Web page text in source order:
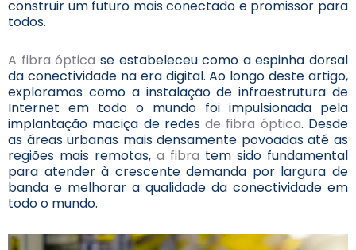
construir um futuro mais conectado e promissor para
todos.
A fibra óptica se estabeleceu como a espinha dorsal
da conectividade na era digital. Ao longo deste artigo,
exploramos como a instalação de infraestrutura de
Internet em todo o mundo foi impulsionada pela
implantação maciça de redesde fibra óptica. Desde
as áreas urbanas mais densamente povoadas até as
regiões mais remotas, a fibra tem sido fundamental
para atender à crescente demanda por largura de
banda e melhorar a qualidade da conectividade em
todo o mundo.